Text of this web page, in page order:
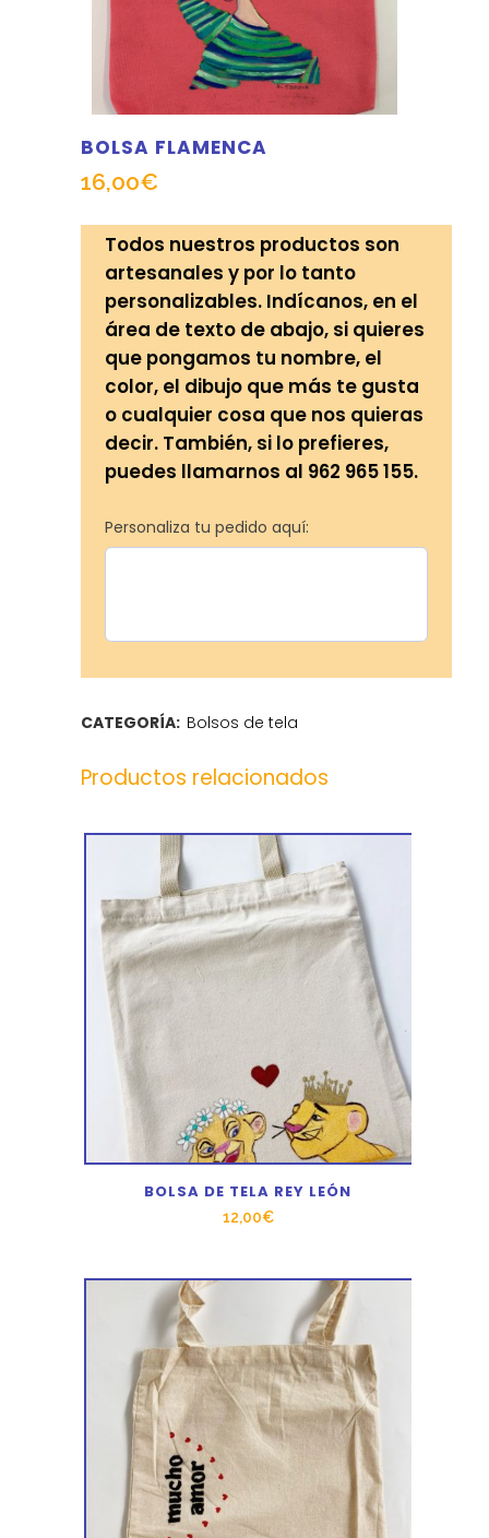
BOLSA FLAMENCA
16,00€
Todos nuestros productos son
artesanales y por lo tanto
personalizables. Indícanos, en el
área de texto de abajo, si quieres
que pongamos tu nombre, el
color, el dibujo que más te gusta
o cualquier cosa que nos quieras
decir. También, si lo prefieres,
puedes llamarnos al 962 965 155.
Personaliza tu pedido aquí:
CATEGORÍA: Bolsos de tela
Productos relacionados
BOLSA DE TELA REY LEÓN
12,00€